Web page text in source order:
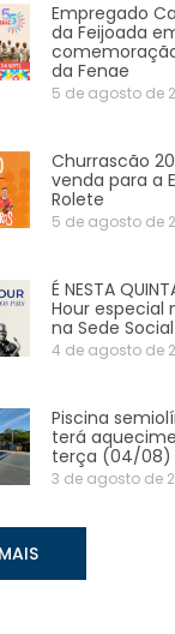
Empregado
da Feijoada
da Fenae
5 de agosto de
Churrascão
venda para a
Rolete
5 de agosto de
É NESTA
Hour especial
na Sede Social
4 de agosto de
Piscina
terá
terça (04/08)
3 de agosto de